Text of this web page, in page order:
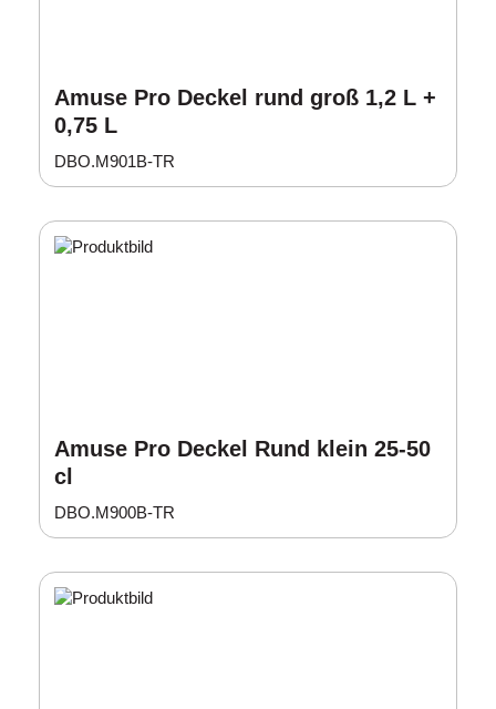
Amuse Pro Deckel rund groß 1,2 L +
0,75 L
DBO.M901B-TR
Amuse Pro Deckel Rund klein 25-50
cl
DBO.M900B-TR